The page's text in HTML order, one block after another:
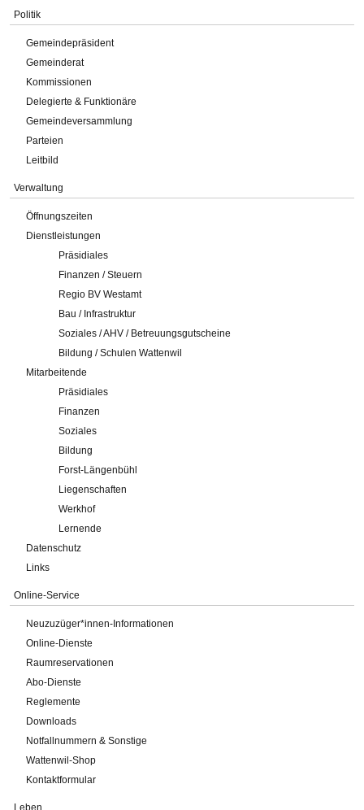
Politik
Gemeindepräsident
Gemeinderat
Kommissionen
Delegierte & Funktionäre
Gemeindeversammlung
Parteien
Leitbild
Verwaltung
Öffnungszeiten
Dienstleistungen
Präsidiales
Finanzen / Steuern
Regio BV Westamt
Bau / Infrastruktur
Soziales / AHV / Betreuungsgutscheine
Bildung / Schulen Wattenwil
Mitarbeitende
Präsidiales
Finanzen
Soziales
Bildung
Forst-Längenbühl
Liegenschaften
Werkhof
Lernende
Datenschutz
Links
Online-Service
Neuzuzüger*innen-Informationen
Online-Dienste
Raumreservationen
Abo-Dienste
Reglemente
Downloads
Notfallnummern & Sonstige
Wattenwil-Shop
Kontaktformular
Leben